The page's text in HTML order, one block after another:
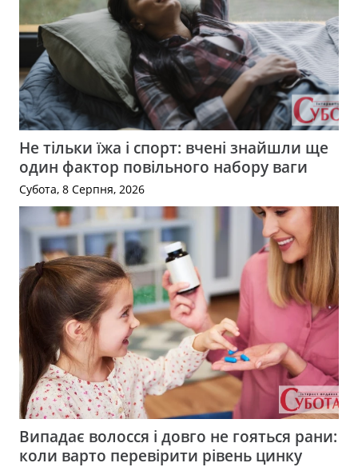
Не тільки їжа і спорт: вчені знайшли ще
один фактор повільного набору ваги
Субота, 8 Серпня, 2026
Випадає волосся і довго не гояться рани:
коли варто перевірити рівень цинку